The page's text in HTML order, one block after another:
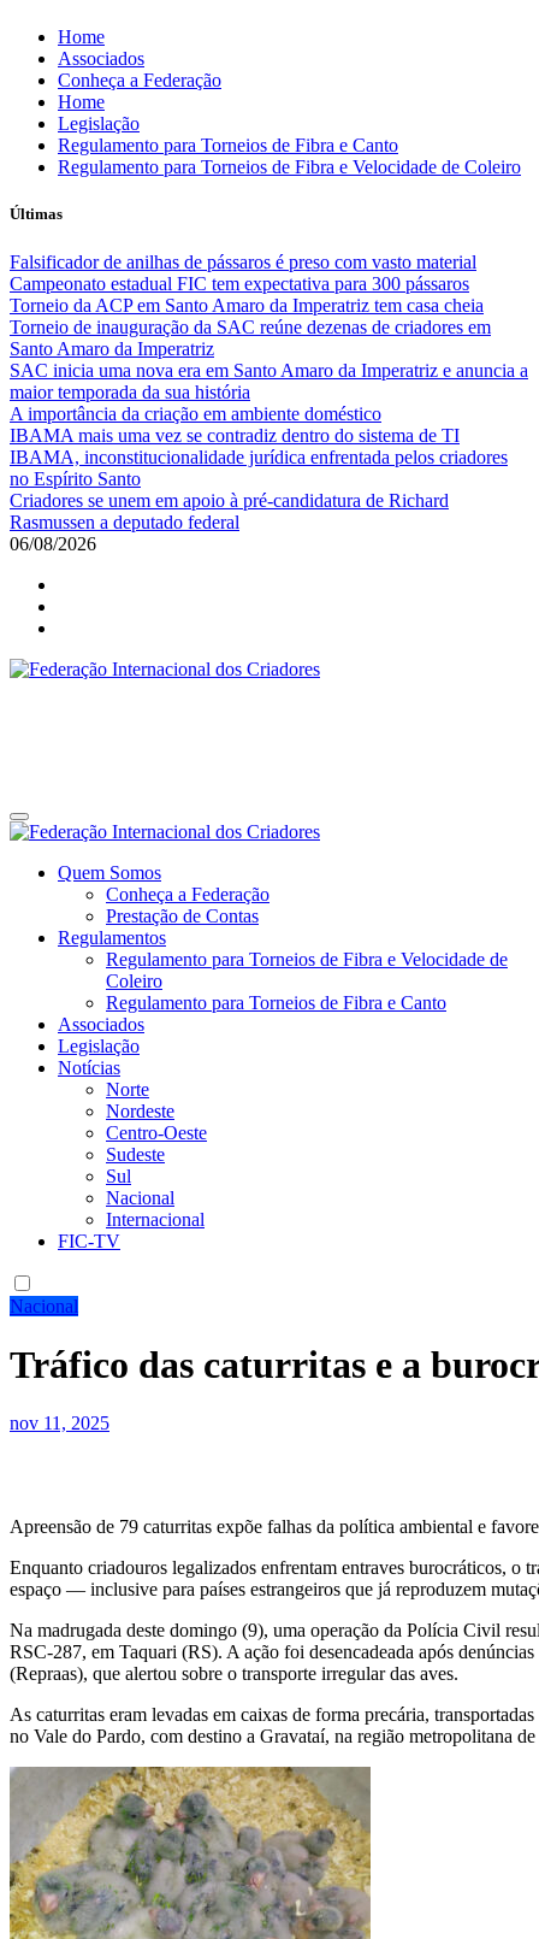
Skip
content
Home
Associados
Conheça a Federação
Home
Legislação
Regulamento para Torneios de Fibra e Canto
Regulamento para Torneios de Fibra e Velocidade de Coleiro
Últimas
Falsificador de anilhas de pássaros é preso com vasto material
Campeonato estadual FIC tem expectativa para 300 pássaros
Torneio da ACP em Santo Amaro da Imperatriz tem casa cheia
Torneio de inauguração da SAC reúne dezenas de criadores em
Santo Amaro da Imperatriz
SAC inicia uma nova era em Santo Amaro da Imperatriz e anuncia a
maior temporada da sua história
A importância da criação em ambiente doméstico
IBAMA mais uma vez se contradiz dentro do sistema de TI
IBAMA, inconstitucionalidade jurídica enfrentada pelos criadores
no Espírito Santo
Criadores se unem em apoio à pré-candidatura de Richard
Rasmussen a deputado federal
06/08/2026
Site da Federação Internacional dos Criadores de Pássaros
Quem Somos
Conheça a Federação
Prestação de Contas
Regulamentos
Regulamento para Torneios de Fibra e Velocidade de
Coleiro
Regulamento para Torneios de Fibra e Canto
Associados
Legislação
Notícias
Norte
Nordeste
Centro-Oeste
Sudeste
Sul
Nacional
Internacional
FIC-TV
Nacional
Tráfico das caturritas e a
nov 11, 2025
Apreensão de 79 caturritas expõe falhas da política ambiental e
Enquanto criadouros legalizados enfrentam entraves burocráticos, o
espaço — inclusive para países estrangeiros que já reproduzem
Na madrugada deste domingo (9), uma operação da Polícia Civil
RSC-287, em Taquari (RS). A ação foi desencadeada após
(Repraas), que alertou sobre o transporte irregular das aves.
As caturritas eram levadas em caixas de forma precária,
no Vale do Pardo, com destino a Gravataí, na região metropolitana